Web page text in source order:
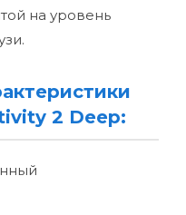
на уровень
2 Deep: